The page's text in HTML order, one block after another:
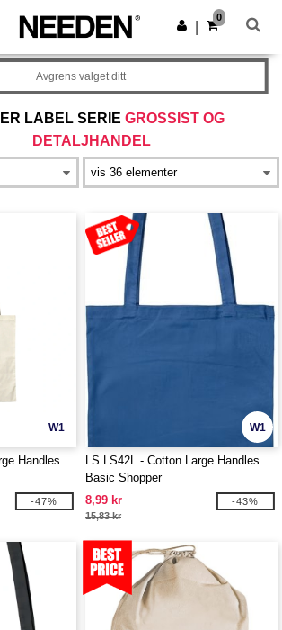
app
i appen!
Last ned app
0
LABEL SERIE GROSSIST OG
DETALJHANDEL
Avgrens valget ditt
W1
Handles
-47%
W1
LS LS42L - Cotton Large Handles
Basic Shopper
8,99 kr
15,83 kr
-43%